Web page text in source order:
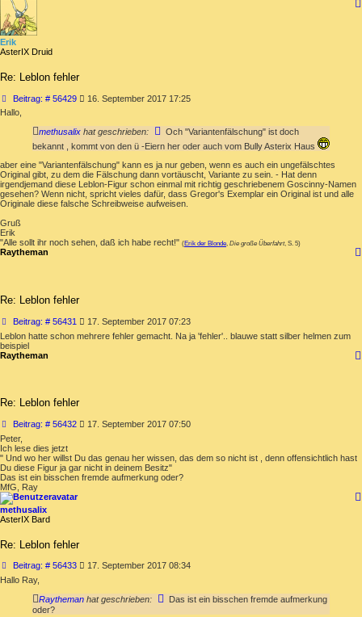
Erik
AsterIX Druid
Re: Leblon fehler
Beitrag: # 56429Beitrag16. September 2017 17:25
Hallo,
methusalix hat geschrieben:
Och "Variantenfälschung" ist doch
bekannt , kommt von den ü -Eiern her oder auch vom Bully Asterix Haus
aber eine "Variantenfälschung" kann es ja nur geben, wenn es auch ein ungefälschtes
Original gibt, zu dem die Fälschung dann vortäuscht, Variante zu sein. - Hat denn
irgendjemand diese Leblon-Figur schon einmal mit richtig geschriebenem Goscinny-Namen
gesehen? Wenn nicht, spricht vieles dafür, dass Gregor's Exemplar ein Original ist und alle
Originale diese falsche Schreibweise aufweisen.
Gruß
Erik
"Alle sollt ihr noch sehen, daß ich habe recht!" (Erik der Blonde, Die große Überfahrt, S. 5)
Raytheman
Re: Leblon fehler
Beitrag: # 56431 Beitrag
17. September 2017 07:23
Leblon hatte schon mehrere fehler gemacht. Na ja 'fehler'.. blauwe statt silber helmen zum
beispiel
Raytheman
Re: Leblon fehler
Beitrag: # 56432Beitrag17. September 2017 07:50
Peter,
Ich lese dies jetzt
" Und wo her willst Du das genau her wissen, das dem so nicht ist , denn offensichtlich hast
Du diese Figur ja gar nicht in deinem Besitz"
Das ist ein bisschen fremde aufmerkung oder?
MfG, Ray
methusalix
AsterIX Bard
Re: Leblon fehler
Beitrag: # 56433Beitrag
17. September 2017 08:34
Hallo Ray,
Raytheman hat geschrieben:
Das ist ein bisschen fremde aufmerkung
oder?